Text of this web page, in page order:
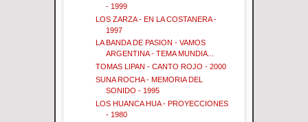
- 1999
LOS ZARZA - EN LA COSTANERA -
1997
LA BANDA DE PASION - VAMOS
ARGENTINA - TEMA MUNDIA...
TOMAS LIPAN - CANTO ROJO - 2000
SUNA ROCHA - MEMORIA DEL
SONIDO - 1995
LOS HUANCA HUA - PROYECCIONES
- 1980